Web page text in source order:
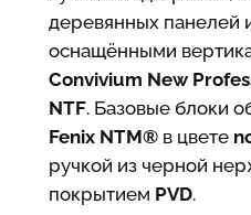
деревянных панелей
оснащёнными
Convivium New
NTF. Базовые блоки
Fenix NTM®в цвете
ручкой из черной
покрытием PVD.